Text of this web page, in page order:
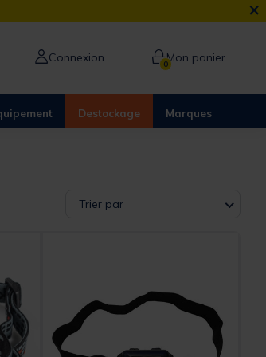
×
Connexion 0Mon panier
Destockage Marques
Trier par